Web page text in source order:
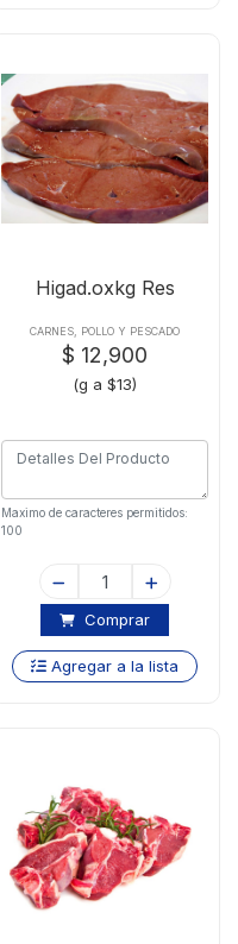
Higad.oxkg Res
CARNES, POLLO Y PESCADO
$ 12,900
(g a $13)
Maximo de caracteres permitidos:
100
Comprar
Agregar a la lista